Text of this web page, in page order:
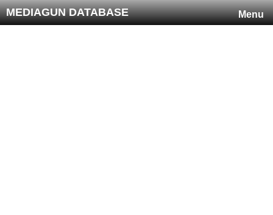
Menu
MEDIAGUN DATABASE